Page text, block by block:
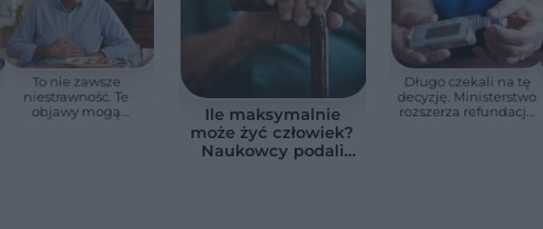
To nie zawsze
niestrawność. Te
objawy mogą
Ile maksymalnie
może żyć człowiek?
Naukowcy podali
Długo czekali na tę
decyzję. Ministerstwo
rozszerza refundację